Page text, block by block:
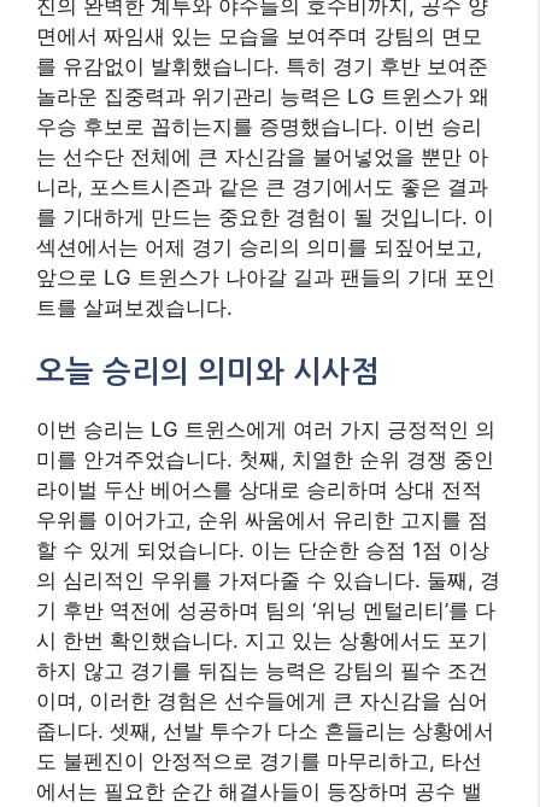
진의 완벽한 계투와 야수들의 호수비까지, 공수 양
면에서 짜임새 있는 모습을 보여주며 강팀의 면모
를 유감없이 발휘했습니다. 특히 경기 후반 보여준
놀라운 집중력과 위기관리 능력은 LG 트윈스가 왜
우승 후보로 꼽히는지를 증명했습니다. 이번 승리
는 선수단 전체에 큰 자신감을 불어넣었을 뿐만 아
니라, 포스트시즌과 같은 큰 경기에서도 좋은 결과
를 기대하게 만드는 중요한 경험이 될 것입니다. 이
섹션에서는 어제 경기 승리의 의미를 되짚어보고,
앞으로 LG 트윈스가 나아갈 길과 팬들의 기대 포인
트를 살펴보겠습니다.
오늘 승리의 의미와 시사점
이번 승리는 LG 트윈스에게 여러 가지 긍정적인 의
미를 안겨주었습니다. 첫째, 치열한 순위 경쟁 중인
라이벌 두산 베어스를 상대로 승리하며 상대 전적
우위를 이어가고, 순위 싸움에서 유리한 고지를 점
할 수 있게 되었습니다. 이는 단순한 승점 1점 이상
의 심리적인 우위를 가져다줄 수 있습니다. 둘째, 경
기 후반 역전에 성공하며 팀의 ‘위닝 멘털리티’를 다
시 한번 확인했습니다. 지고 있는 상황에서도 포기
하지 않고 경기를 뒤집는 능력은 강팀의 필수 조건
이며, 이러한 경험은 선수들에게 큰 자신감을 심어
줍니다. 셋째, 선발 투수가 다소 흔들리는 상황에서
도 불펜진이 안정적으로 경기를 마무리하고, 타선
에서는 필요한 순간 해결사들이 등장하며 공수 밸